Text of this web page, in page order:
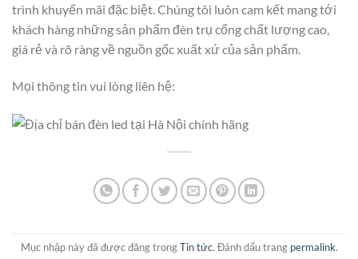
trình khuyến mãi đặc biệt. Chúng tôi luôn cam kết mang tới
khách hàng những sản phẩm đèn trụ cổng chất lượng cao,
giá rẻ và rõ ràng về nguồn gốc xuất xứ của sản phẩm.
Mọi thông tin vui lòng liên hệ:
Mục nhập này đã được đăng trongTin tức. Đánh dấu trang permalink.